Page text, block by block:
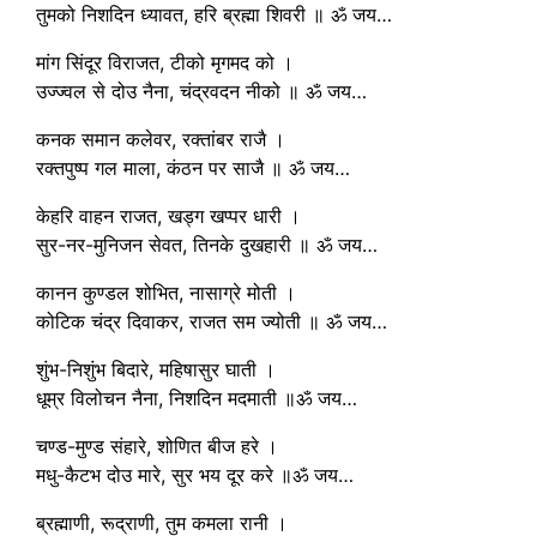
तुमको निशदिन ध्यावत, हरि ब्रह्मा शिवरी ॥ ॐ जय…
मांग सिंदूर विराजत, टीको मृगमद को ।
उज्ज्वल से दोउ नैना, चंद्रवदन नीको ॥ ॐ जय…
कनक समान कलेवर, रक्तांबर राजै ।
रक्तपुष्प गल माला, कंठन पर साजै ॥ ॐ जय…
केहरि वाहन राजत, खड्ग खप्पर धारी ।
सुर-नर-मुनिजन सेवत, तिनके दुखहारी ॥ ॐ जय…
कानन कुण्डल शोभित, नासाग्रे मोती ।
कोटिक चंद्र दिवाकर, राजत सम ज्योती ॥ ॐ जय…
शुंभ-निशुंभ बिदारे, महिषासुर घाती ।
धूम्र विलोचन नैना, निशदिन मदमाती ॥ॐ जय…
चण्ड-मुण्ड संहारे, शोणित बीज हरे ।
मधु-कैटभ दोउ मारे, सुर भय दूर करे ॥ॐ जय…
ब्रह्माणी, रूद्राणी, तुम कमला रानी ।